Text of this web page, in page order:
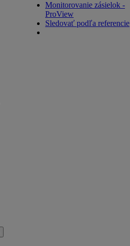
Monitorovanie zásielok -
ProView
Sledovať podľa referencie